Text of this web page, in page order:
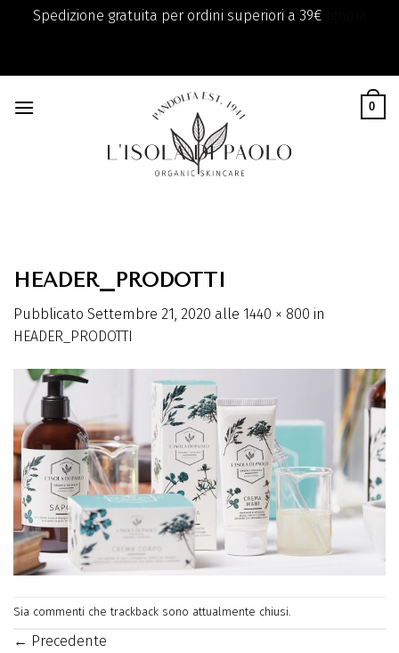
Spedizione gratuita per ordini superiori a 39€
content
0
HEADER_PRODOTTI
Pubblicato Settembre 21, 2020 alle 1440 × 800 in
HEADER_PRODOTTI
Sia commenti che trackback sono attualmente chiusi.
← Precedente